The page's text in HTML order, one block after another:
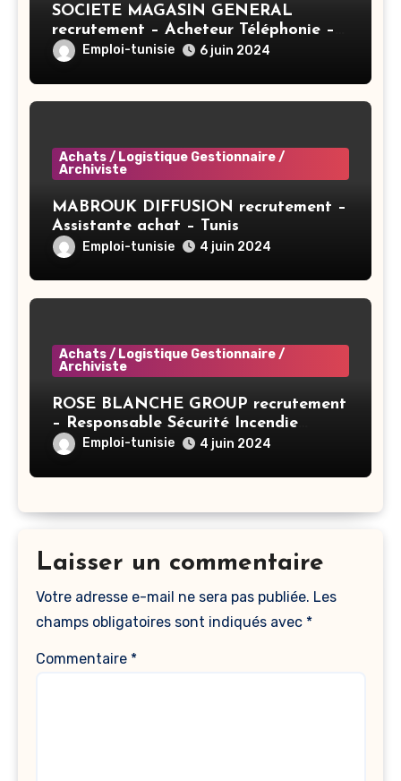
SOCIETE MAGASIN GENERAL
recrutement – Acheteur Téléphonie –
TunisEmploi-tunisie 6 juin 2024
Achats / Logistique Gestionnaire /
Archiviste
MABROUK DIFFUSION recrutement –
Assistante achat – Tunis
Emploi-tunisie 4 juin 2024
Achats / Logistique Gestionnaire /
Archiviste
ROSE BLANCHE GROUP recrutement
– Responsable Sécurité Incendie
Groupe – Sousse
Emploi-tunisie 4 juin 2024
Laisser un commentaire
Votre adresse e-mail ne sera pas publiée. Les
champs obligatoires sont indiqués avec *
Commentaire *